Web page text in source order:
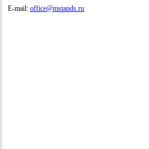
E-mail: office@mstands.ru